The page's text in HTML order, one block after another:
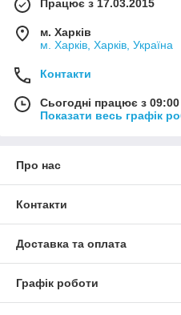
Працює з 17.03.2015
м. Харків
м. Харків, Харків, Україна
Контакти
Сьогодні працює з
Показати весь графік
Про нас
Контакти
Доставка та оплата
Графік роботи